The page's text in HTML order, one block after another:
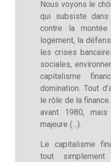
Nous voyons le
qui subsiste
contre la
logement, la
les crises
sociales,
capitalisme
domination. Tout
le rôle de la
avant 1980,
majeure (…).
Le capitalisme
tout